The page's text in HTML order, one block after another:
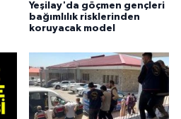
Yeşilay'da göçmen gençleri
bağımlılık risklerinden
koruyacak model